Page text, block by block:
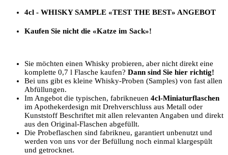
4cl - WHISKY SAMPLE «TEST THE BEST» ANGEBOT
Kaufen Sie nicht die «Katze im Sack»!
Sie möchten einen Whisky probieren, aber nicht direkt eine
komplette 0,7 l Flasche kaufen? Dann sind Sie hier richtig!
Bei uns gibt es kleine Whisky-Proben (Samples) von fast allen
Abfüllungen.
Im Angebot die typischen, fabrikneuen 4cl-Miniaturflaschen
im Apothekerdesign mit Drehverschluss aus Metall oder
Kunststoff Beschriftet mit allen relevanten Angaben und direkt
aus den Original-Flaschen abgefüllt.
Die Probeflaschen sind fabrikneu, garantiert unbenutzt und
werden von uns vor der Befüllung noch einmal klargespült
und getrocknet.